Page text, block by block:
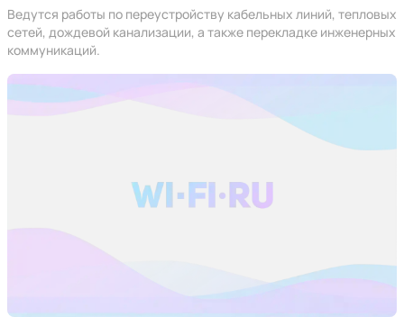
Ведутся работы по переустройству кабельных линий, тепловых
сетей, дождевой канализации, а также перекладке инженерных
коммуникаций.